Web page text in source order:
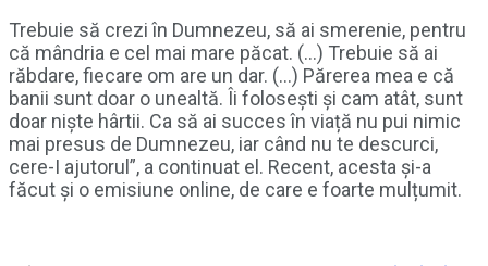
Trebuie să crezi în Dumnezeu, să ai smerenie, pentru
că mândria e cel mai mare păcat. (…) Trebuie să ai
răbdare, fiecare om are un dar. (…) Părerea mea e că
banii sunt doar o unealtă. Îi folosești și cam atât, sunt
doar niște hârtii. Ca să ai succes în viață nu pui nimic
mai presus de Dumnezeu, iar când nu te descurci,
cere-I ajutorul”, a continuat el. Recent, acesta și-a
făcut și o emisiune online, de care e foarte mulțumit.